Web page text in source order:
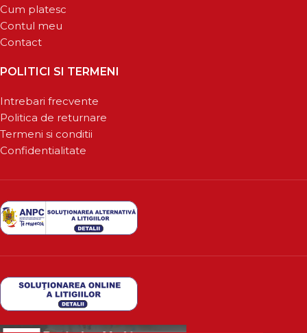
Cum platesc
Contul meu
Contact
POLITICI SI TERMENI
Intrebari frecvente
Politica de returnare
Termeni si conditii
Confidentialitate